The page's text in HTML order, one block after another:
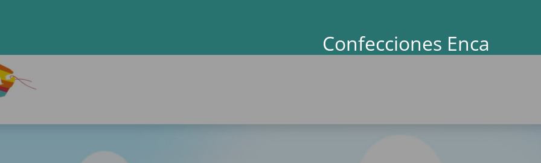
Confecciones Enca